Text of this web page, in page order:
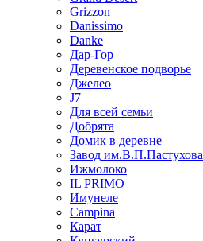
Grizzon
Danissimo
Danke
Дар-Гор
Деревенское подворье
Джелео
J7
Для всей семьи
Добрята
Домик в деревне
Завод им.В.П.Пастухова
Ижмолоко
IL PRIMO
Имунеле
Campina
Карат